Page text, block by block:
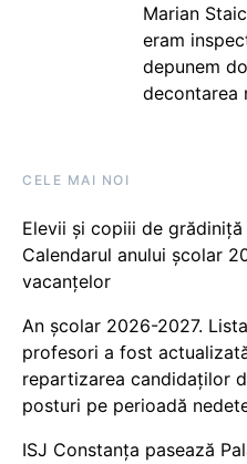
Marian
eram
depunem
decontarea
CELE MAI NOI
Elevii și copiii de
Calendarul anului școlar
vacanțelor
An școlar 2026-2027.
profesori a fost
repartizarea candidaților
posturi pe perioadă
ISJ Constanța pasează